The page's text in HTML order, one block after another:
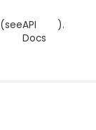
(seeAPI
Docs
).